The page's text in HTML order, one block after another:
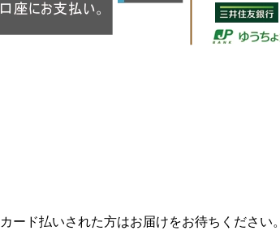
ード払いされた方はお届けをお待ちください。